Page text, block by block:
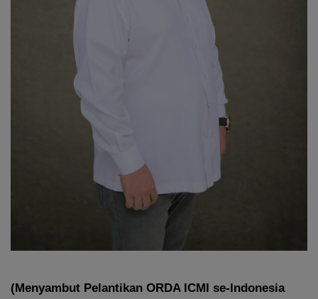
(Menyambut Pelantikan ORDA ICMI se-Indonesia